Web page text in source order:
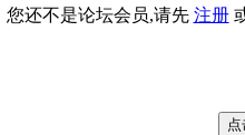
您还不是论坛会员,请先 注册